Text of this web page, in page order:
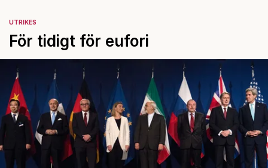
UTRIKES
För tidigt för eufori